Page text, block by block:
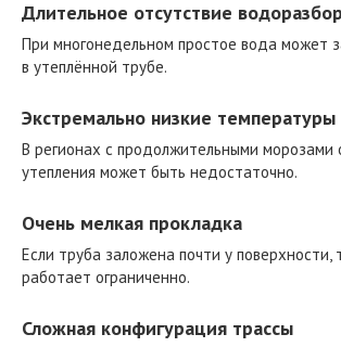
Длительное отсутствие
При многонедельном простое вода может
в утеплённой трубе.
Экстремально низкие температуры
В регионах с продолжительными морозами
утепления может быть недостаточно.
Очень мелкая прокладка
Если труба заложена почти у поверхности,
работает ограниченно.
Сложная конфигурация трассы